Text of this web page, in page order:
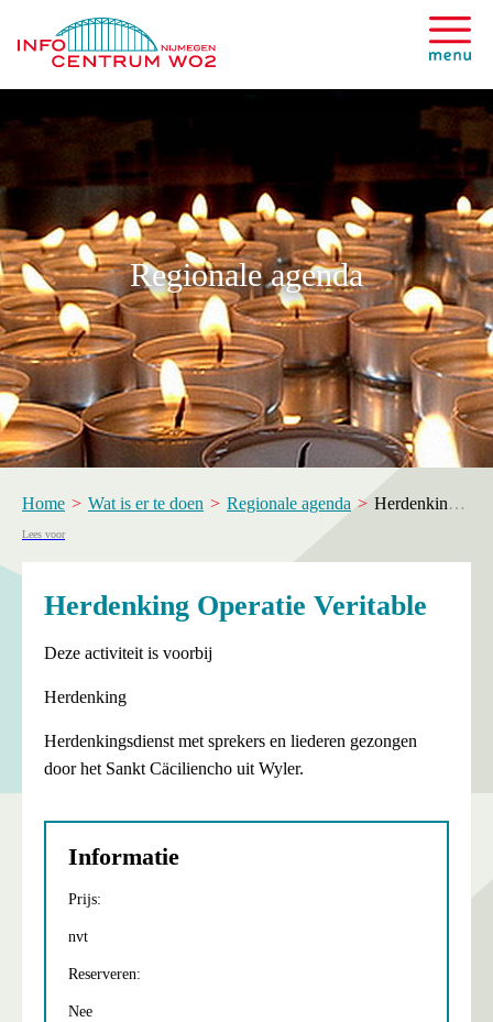
Regionale agenda
Home Wat is er te doen Regionale agenda Herdenking Operatie Veritable
Lees voor
Herdenking Operatie Veritable
Deze activiteit is voorbij
Herdenking
Herdenkingsdienst met sprekers en liederen gezongen
door het Sankt Cäciliencho uit Wyler.
Informatie
Prijs:
nvt
Reserveren:
Nee